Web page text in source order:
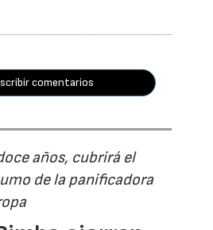
comentarios
años, cubrirá el
de la panificadora